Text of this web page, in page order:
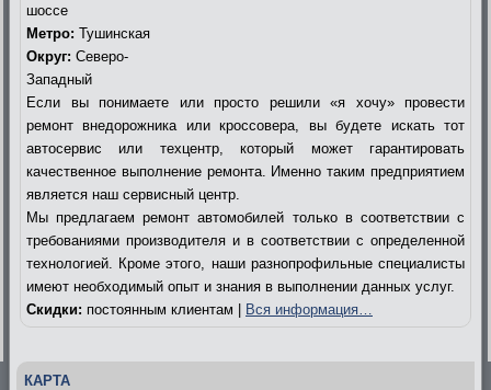
шоссе
Метро: Тушинская
Округ: Северо-
Западный
Если вы понимаете или просто решили «я хочу» провести
ремонт внедорожника или кроссовера, вы будете искать тот
автосервис или техцентр, который может гарантировать
качественное выполнение ремонта. Именно таким предприятием
является наш сервисный центр.
Мы предлагаем ремонт автомобилей только в соответствии с
требованиями производителя и в соответствии с определенной
технологией. Кроме этого, наши разнопрофильные специалисты
имеют необходимый опыт и знания в выполнении данных услуг.
Скидки: постоянным клиентам | Вся информация…
КАРТА